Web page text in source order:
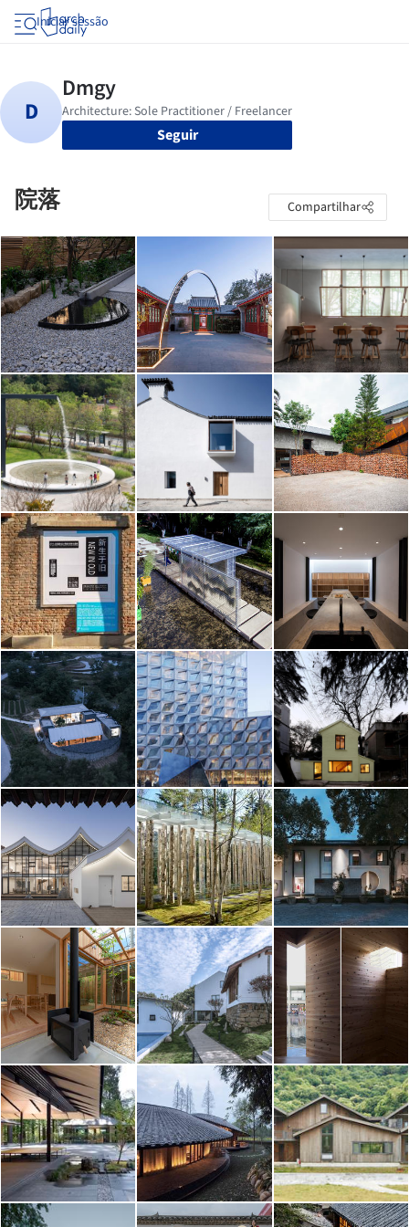
Iniciar sessão
Seguir
院落 Compartilhar